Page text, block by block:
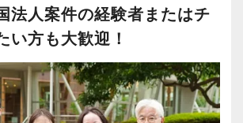
い”というのも当社の特徴。
おせっかい”な人が多く、お客様の
働く仲間のために、本気になれ
です。
】
スタッフがつきながら、1つ1つ
指導する体制があります。
法人税申告書の作成が出来る
ます。
事務所業務の経験を積みたい
の方。
法人案件の経験者またはチ
い方も大歓迎！